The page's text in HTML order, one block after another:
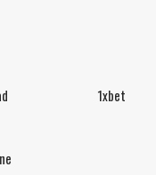
1xbet